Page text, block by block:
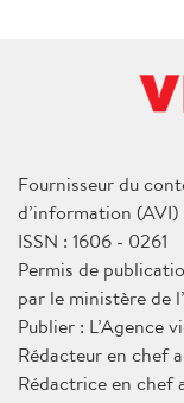
Fournisseur du
d’information (AVI)
ISSN : 1606 - 0261
Permis de
par le ministère de
Publier : L’Agence
Rédacteur en chef
Rédactrice en chef